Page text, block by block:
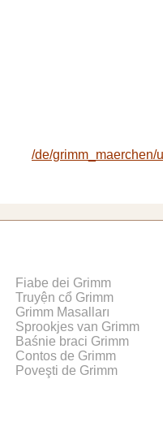
/de/grimm_maerchen/
Fiabe dei Grimm
Truyện cổ Grimm
Grimm Masalları
Sprookjes van Grimm
Baśnie braci Grimm
Contos de Grimm
Poveşti de Grimm